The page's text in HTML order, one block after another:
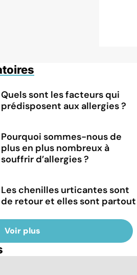
Quels sont les facteurs qui
prédisposent aux allergies ?
Pourquoi sommes-nous de
plus en plus nombreux à
souffrir d’allergies ?
Les chenilles urticantes sont
de retour et elles sont partout
Voir plus